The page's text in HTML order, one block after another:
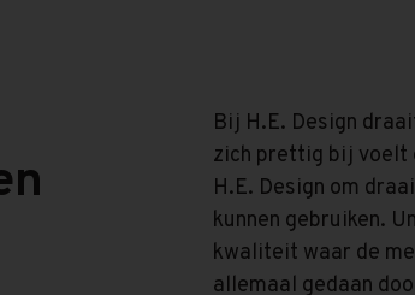
Bij H.E. Design
zich prettig bij voelt
H.E. Design om
kunnen gebruiken.
kwaliteit waar de
allemaal gedaan